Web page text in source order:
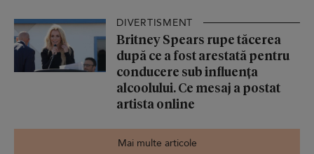
DIVERTISMENT
Britney Spears rupe tăcerea
după ce a fost arestată pentru
conducere sub influența
alcoolului. Ce mesaj a postat
artista online
Mai multe articole